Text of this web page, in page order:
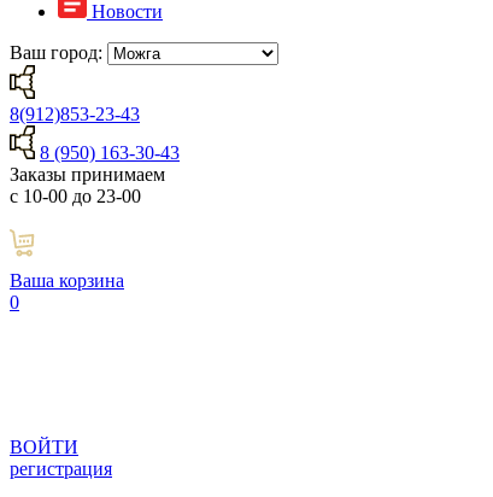
Новости
Ваш город:
8(912)853-23-43
8 (950) 163-30-43
Заказы принимаем
с 10-00 до 23-00
Ваша корзина
0
ВОЙТИ
регистрация